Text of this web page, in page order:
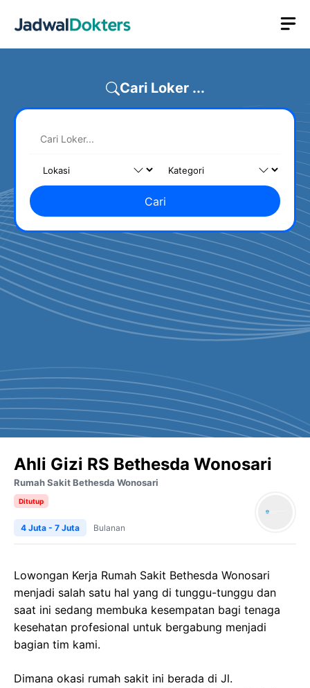
Cari Loker ...
Cari
Ahli Gizi RS Bethesda Wonosari
Rumah Sakit Bethesda Wonosari
Ditutup
4 Juta - 7 Juta Bulanan
Lowongan Kerja Rumah Sakit Bethesda Wonosari
menjadi salah satu hal yang di tunggu-tunggu dan
saat ini sedang membuka kesempatan bagi tenaga
kesehatan profesional untuk bergabung menjadi
bagian tim kami.
Dimana okasi rumah sakit ini berada di Jl.